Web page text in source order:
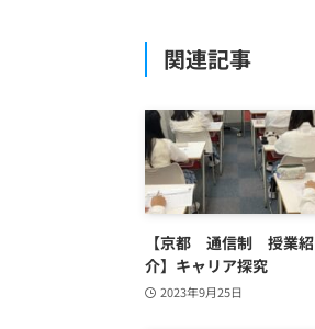
関連記事
【京都 通信制 授業紹
介】キャリア探究
2023年9月25日